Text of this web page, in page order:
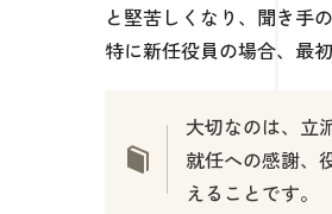
と堅苦しくなり、聞き手
特に新任役員の場合、最
大切なのは、立
就任への感謝、
えることです。